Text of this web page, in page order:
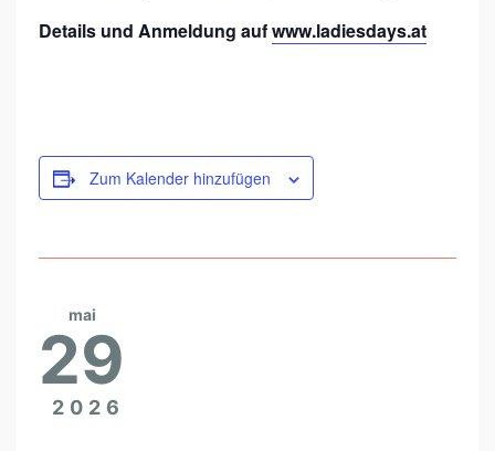
Details und Anmeldung aufwww.ladiesdays.at
Zum Kalender hinzufügen
mai
29
2026